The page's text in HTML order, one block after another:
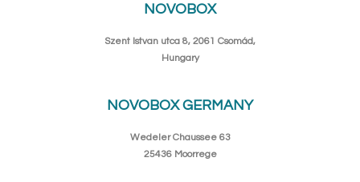
NOVOBOX
Szent Istvan utca 8, 2061 Csomád,
Hungary
NOVOBOX GERMANY
Wedeler Chaussee 63
25436 Moorrege